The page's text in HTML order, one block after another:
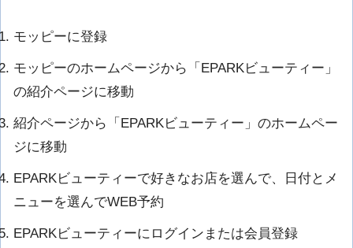
モッピーに登録
モッピーのホームページから「EPARKビューティー」
の紹介ページに移動
紹介ページから「EPARKビューティー」のホームペー
ジに移動
EPARKビューティーで好きなお店を選んで、日付とメ
ニューを選んでWEB予約
EPARKビューティーにログインまたは会員登録